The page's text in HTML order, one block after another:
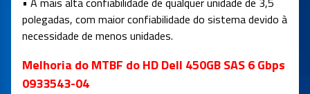
polegadas, com maior confiabilidade do sistema devido à
necessidade de menos unidades.
Melhoria do MTBF do HD Dell 450GB SAS 6 Gbps
0933543-04